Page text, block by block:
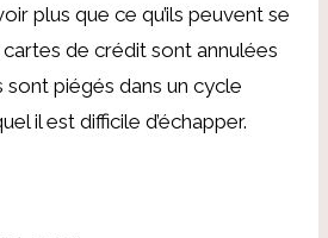
plus que ce qu’ils peuvent se
de crédit sont annulées
sont piégés dans un cycle
il est difficile d’échapper.